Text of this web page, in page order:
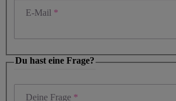
E-Mail
Du hast eine Frage?
Deine Frage